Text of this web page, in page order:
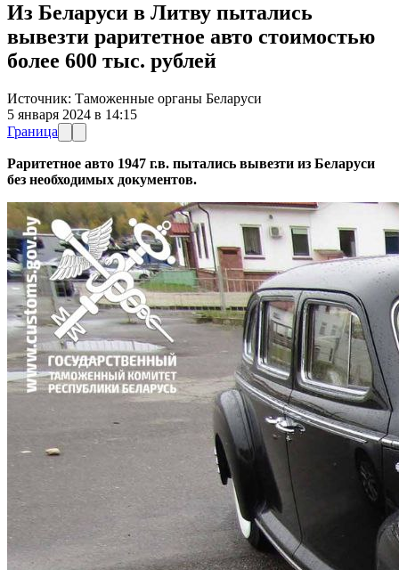
Из Беларуси в Литву пытались
вывезти раритетное авто стоимостью
более 600 тыс. рублей
Источник: Таможенные органы Беларуси
5 января 2024 в 14:15
Граница
Раритетное авто 1947 г.в. пытались вывезти из Беларуси
без необходимых документов.